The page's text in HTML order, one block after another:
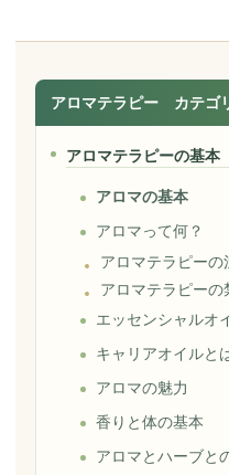
アロマテラピー カテゴ
アロマテラピーの基本
アロマの基本
アロマって何？
アロマテラピーの
アロマテラピーの
エッセンシャルオ
キャリアオイルと
アロマの魅力
香りと体の基本
アロマとハーブと